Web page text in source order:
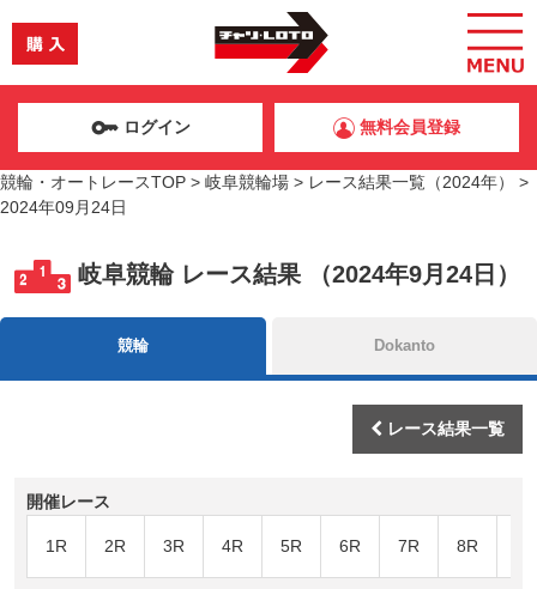
ログイン 無料会員登録
競輪・オートレースTOP > 岐阜競輪場 > レース結果一覧（2024年）
>
2024年09月24日
岐阜競輪 レース結果 （2024年9月24日）
競輪 Dokanto
レース結果一覧
開催レース
1R 2R 3R 4R 5R 6R 7R 8R